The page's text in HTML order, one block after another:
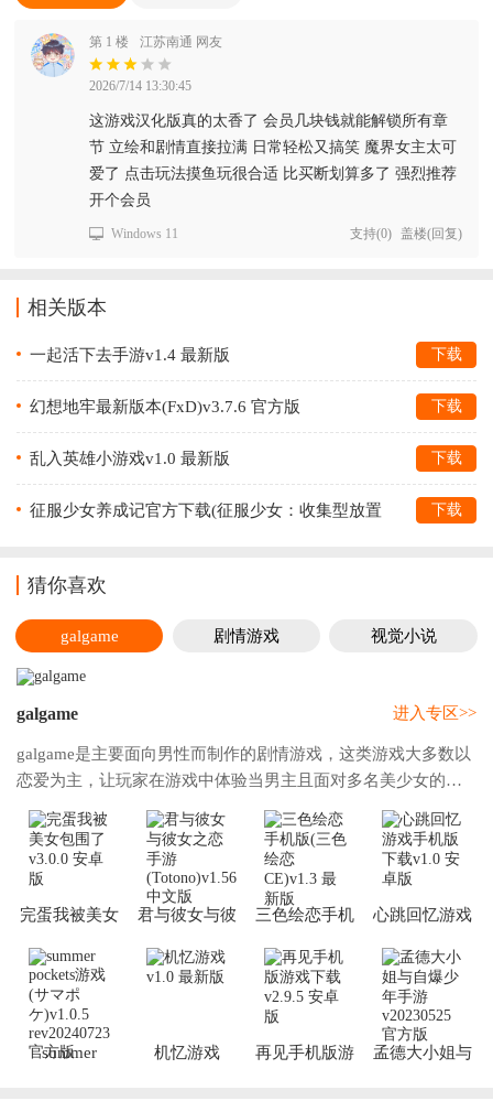
第 1 楼 江苏南通 网友
2026/7/14 13:30:45
这游戏汉化版真的太香了 会员几块钱就能解锁所有章
节 立绘和剧情直接拉满 日常轻松又搞笑 魔界女主太可
爱了 点击玩法摸鱼玩很合适 比买断划算多了 强烈推荐
开个会员
Windows 11 支持(0) 盖楼(回复)
相关版本
一起活下去手游v1.4 最新版 下载
幻想地牢最新版本(FxD)v3.7.6 官方版 下载
乱入英雄小游戏v1.0 最新版 下载
征服少女养成记官方下载(征服少女：收集型放置
下载
猜你喜欢
galgame 剧情游戏 视觉小说
galgame
galgame是主要面向男性而制作的剧情游戏，这类游戏大多数以
恋爱为主，让玩家在游戏中体验当男主且面对多名美少女的感
觉，游戏最大的特点就是美少女超级多，并且剧情超级精彩且
有很深的代入感和沉浸感，游戏大部分以第
进入专区>>
完蛋我被美女
君与彼女与彼
(Totono)
三色绘恋手机
CE)
心跳回忆游戏
summer
机忆游戏
再见手机版游
孟德大小姐与